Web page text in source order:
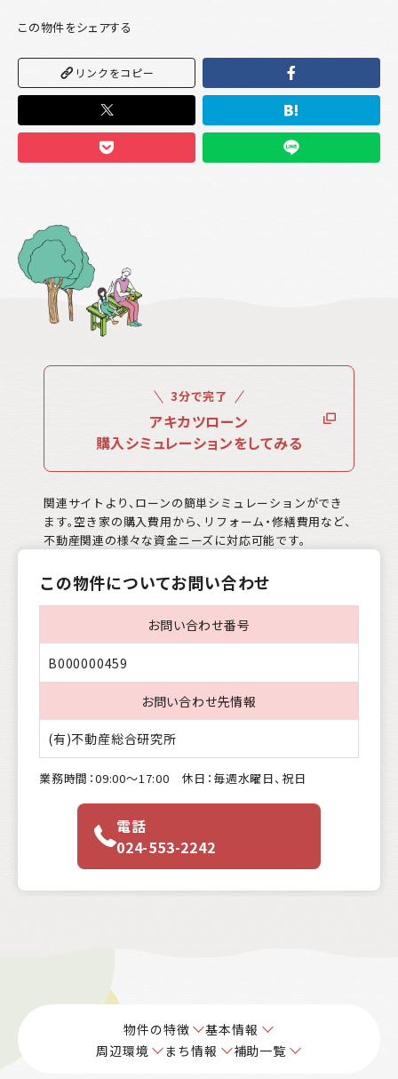
この物件をシェアする
リンクをコピー
3分で完了
アキカツローン
購入シミュレーションをしてみる
関連サイトより、ローンの簡単シミュレーションができ
ます。空き家の購入費用から、リフォーム・修繕費用など、
不動産関連の様々な資金ニーズに対応可能です。
この物件についてお問い合わせ
お問い合わせ番号
B000000459
お問い合わせ先情報
(有)不動産総合研究所
業務時間：09:00〜17:00 休日：毎週水曜日、祝日
電話
024-553-2242
物件の特徴
基本情報
周辺環境
まち情報 補助一覧